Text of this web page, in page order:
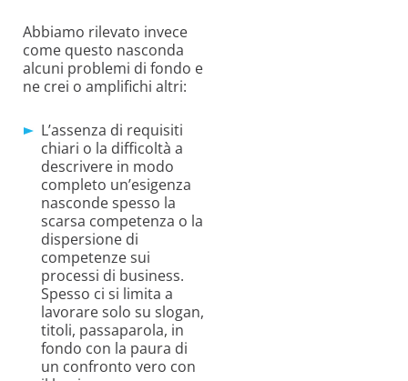
Abbiamo rilevato invece
come questo nasconda
alcuni problemi di fondo e
ne crei o amplifichi altri:
L’assenza di requisiti
chiari o la difficoltà a
descrivere in modo
completo un’esigenza
nasconde spesso la
scarsa competenza o la
dispersione di
competenze sui
processi di business.
Spesso ci si limita a
lavorare solo su slogan,
titoli, passaparola, in
fondo con la paura di
un confronto vero con